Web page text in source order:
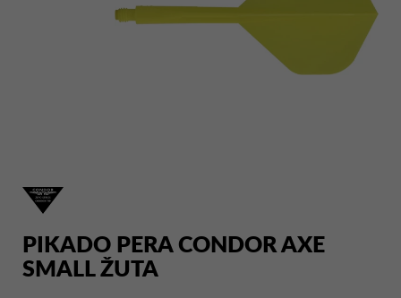
PIKADO PERA CONDOR AXE
SMALL ŽUTA